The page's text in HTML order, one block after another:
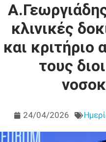
κλινικές
και κριτήριο
τους
24/04/2026